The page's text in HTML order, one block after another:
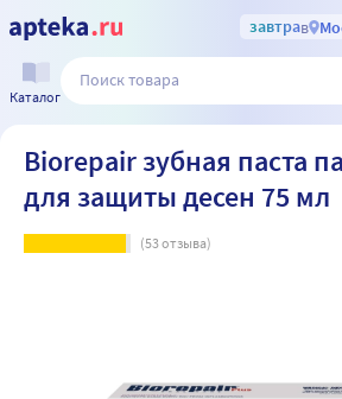
завтрав
Каталог
Biorepair зубная паста
для защиты десен 75 мл
(53отзыва)